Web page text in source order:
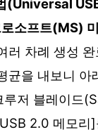
(Universal
소프트(MS)
러 차례 생성
균을 내보니 아
루저 블레이드
2.0 메모리